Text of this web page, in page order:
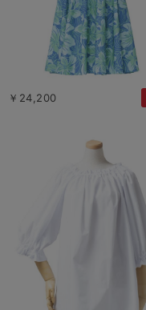
￥24,200